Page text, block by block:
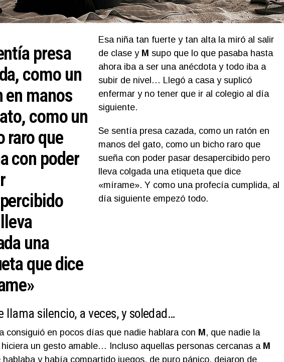
presa
como un
en manos
como un
raro que
con poder
una
que dice
Esa niña tan fuerte y tan alta la miró al salir
de clase y M supo que lo que pasaba hasta
ahora iba a ser una anécdota y todo iba a
subir de nivel… Llegó a casa y suplicó
enfermar y no tener que ir al colegio al día
siguiente.
Se sentía presa cazada, como un ratón en
manos del gato, como un bicho raro que
sueña con poder pasar desapercibido pero
lleva colgada una etiqueta que dice
«mírame». Y como una profecía cumplida, al
día siguiente empezó todo.
llama silencio, a veces, y soledad…
consiguió en pocos días que nadie hablara con M , que nadie la
un gesto amable… Incluso aquellas personas cercanas a M
hablaba y había compartido juegos, de puro pánico, dejaron de